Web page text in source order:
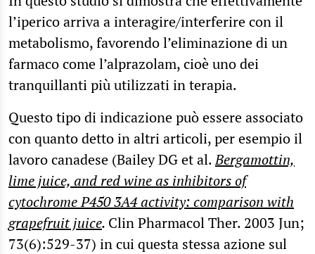
l’iperico arriva a interagire/interferire con il
metabolismo, favorendo l’eliminazione di un
farmaco come l’alprazolam, cioè uno dei
tranquillanti più utilizzati in terapia.
Questo tipo di indicazione può essere associato
con quanto detto in altri articoli, per esempio il
lavoro canadese (Bailey DG et al.Bergamottin,
lime juice, and red wine as inhibitors of
cytochrome P450 3A4 activity: comparison with
grapefruit juice. Clin Pharmacol Ther. 2003 Jun;
73(6):529-37) in cui questa stessa azione sul